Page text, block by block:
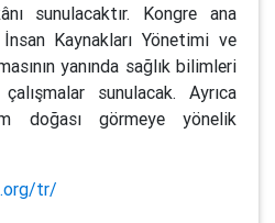
sunulacaktır. Kongre ana
Kaynakları Yönetimi ve
yanında sağlık bilimleri
sunulacak. Ayrıca
doğası görmeye yönelik
tr/